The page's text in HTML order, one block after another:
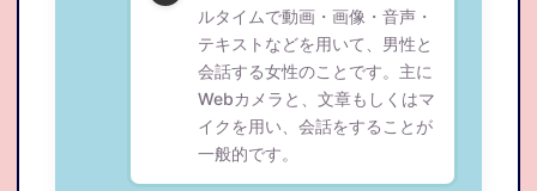
ルタイムで動画・画像・音声・
テキストなどを用いて、男性と
会話する女性のことです。主に
Webカメラと、文章もしくはマ
イクを用い、会話をすることが
一般的です。